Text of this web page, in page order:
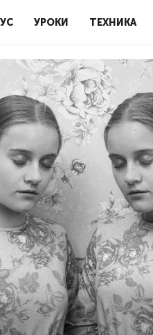
УРОКИ ТЕХНИКА